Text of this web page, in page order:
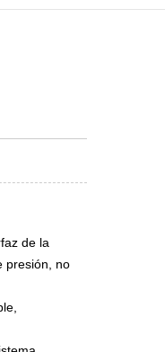
de la
presión, no